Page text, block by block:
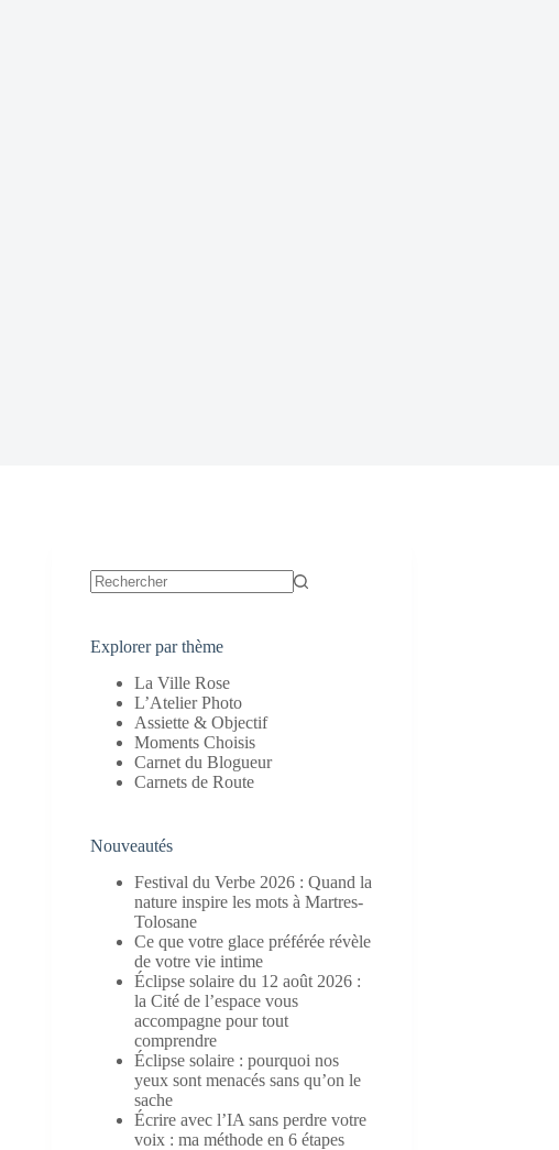
Explorer par thème
La Ville Rose
L’Atelier Photo
Assiette & Objectif
Moments Choisis
Carnet du Blogueur
Carnets de Route
Nouveautés
Festival du Verbe 2026 : Quand la
nature inspire les mots à Martres-
Tolosane
Ce que votre glace préférée révèle
de votre vie intime
Éclipse solaire du 12 août 2026 :
la Cité de l’espace vous
accompagne pour tout
comprendre
Éclipse solaire : pourquoi nos
yeux sont menacés sans qu’on le
sache
Écrire avec l’IA sans perdre votre
voix : ma méthode en 6 étapes